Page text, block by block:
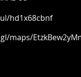
hd1x68cbnf
maps/